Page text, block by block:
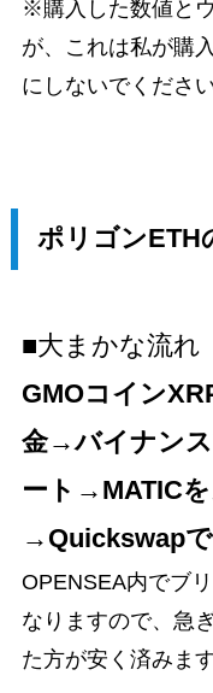
※購入した数値と
が、これは私が購
にしないでください
ポリゴンETH
■大まかな流れ
GMOコイン
金→バイナン
ート→MATIC
→Quickswap
OPENSEA内でブ
なりますので、急
た方が安く済みます